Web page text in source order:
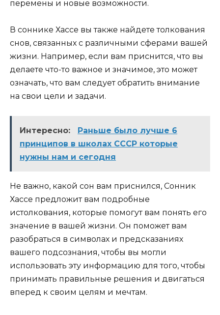
перемены и новые возможности.
В соннике Хассе вы также найдете толкования
снов, связанных с различными сферами вашей
жизни. Например, если вам приснится, что вы
делаете что-то важное и значимое, это может
означать, что вам следует обратить внимание
на свои цели и задачи.
Интересно:
Раньше было лучше 6
принципов в школах СССР которые
нужны нам и сегодня
Не важно, какой сон вам приснился, Сонник
Хассе предложит вам подробные
истолкования, которые помогут вам понять его
значение в вашей жизни. Он поможет вам
разобраться в символах и предсказаниях
вашего подсознания, чтобы вы могли
использовать эту информацию для того, чтобы
принимать правильные решения и двигаться
вперед к своим целям и мечтам.